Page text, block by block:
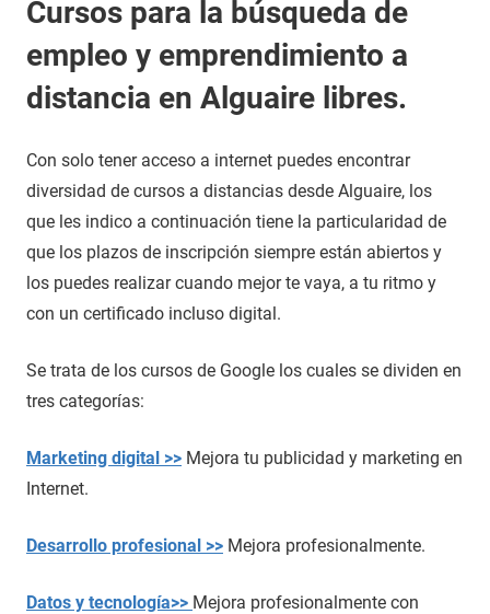
Cursos para la búsqueda de
empleo y emprendimiento a
distancia en Alguaire libres.
Con solo tener acceso a internet puedes encontrar
diversidad de cursos a distancias desde Alguaire, los
que les indico a continuación tiene la particularidad de
que los plazos de inscripción siempre están abiertos y
los puedes realizar cuando mejor te vaya, a tu ritmo y
con un certificado incluso digital.
Se trata de los cursos de Google los cuales se dividen en
tres categorías:
Marketing digital >> Mejora tu publicidad y marketing en
Internet.
Desarrollo profesional >> Mejora profesionalmente.
Datos y tecnología>> Mejora profesionalmente con